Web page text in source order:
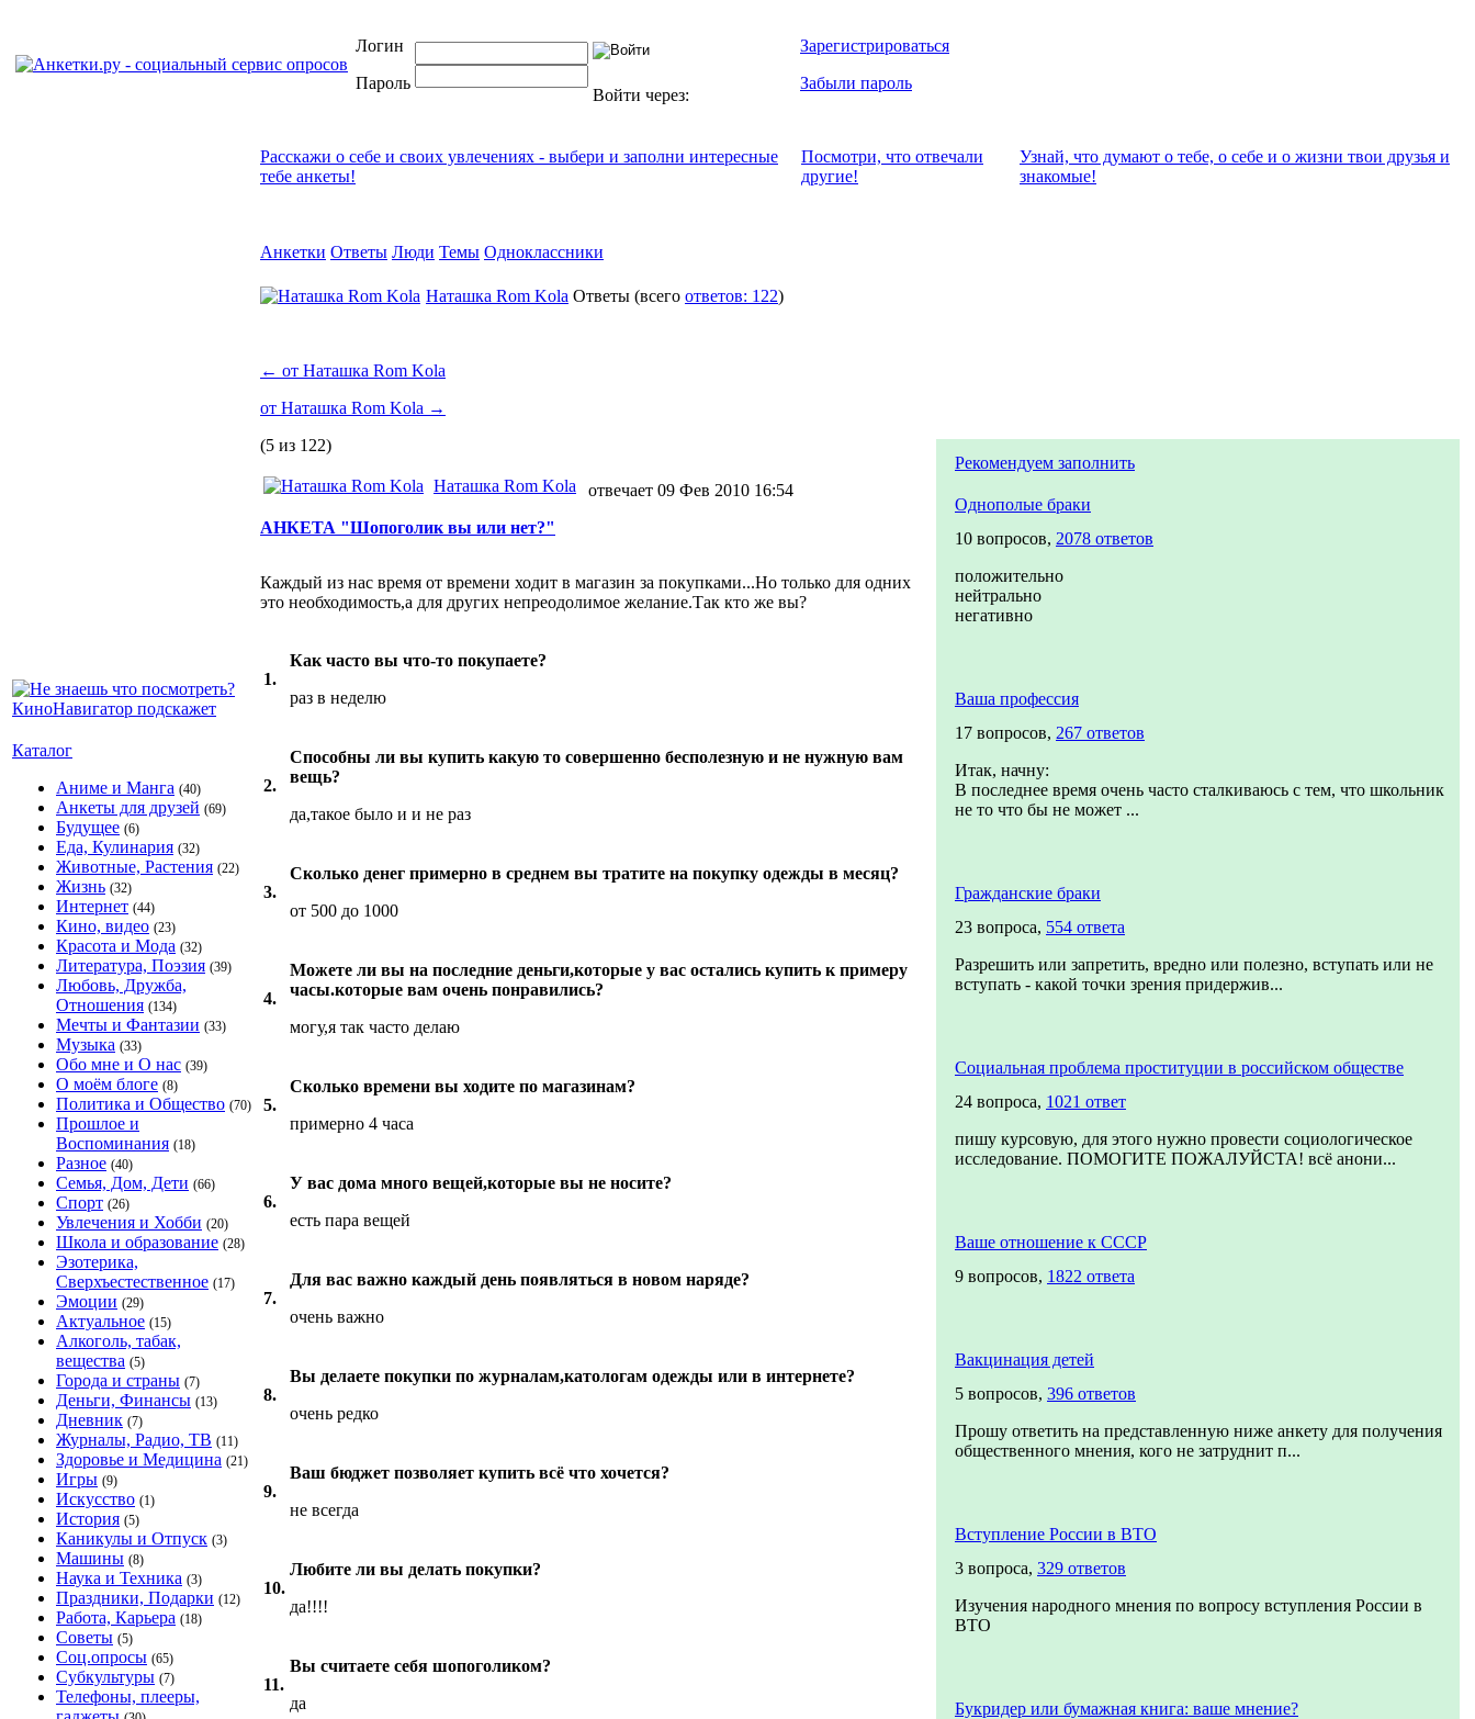
Логин
Пароль
Войти через:
Зарегистрироваться
Забыли пароль
Каталог
Аниме и Манга (40)
Анкеты для друзей (69)
Будущее (6)
Еда, Кулинария (32)
Животные, Растения (22)
Жизнь (32)
Интернет (44)
Кино, видео (23)
Красота и Мода (32)
Литература, Поэзия (39)
Любовь, Дружба,
Отношения (134)
Мечты и Фантазии (33)
Музыка (33)
Обо мне и О нас (39)
О моём блоге (8)
Политика и Общество (70)
Прошлое и
Воспоминания (18)
Разное (40)
Семья, Дом, Дети (66)
Спорт (26)
Увлечения и Хобби (20)
Школа и образование (28)
Эзотерика,
Сверхъестественное (17)
Эмоции (29)
Актуальное (15)
Алкоголь, табак,
вещества (5)
Города и страны (7)
Деньги, Финансы (13)
Дневник (7)
Журналы, Радио, ТВ (11)
Здоровье и Медицина (21)
Игры (9)
Искусство (1)
История (5)
Каникулы и Отпуск (3)
Машины (8)
Наука и Техника (3)
Праздники, Подарки (12)
Работа, Карьера (18)
Советы (5)
Соц.опросы (65)
Субкультуры (7)
Телефоны, плееры,
Расскажи о себе и своих увлечениях - выбери и заполни интересные
тебе анкеты!
Посмотри, что отвeчали
другие!
Узнай, что думают о тебе, о себе и о жизни твои друзья и
знакомые!
Анкетки Ответы Люди Темы Одноклассники
Наташка Rom Kola Ответы (всего ответов: 122)
← от Наташка Rom Kola
от Наташка Rom Kola →
(5 из 122)
Наташка Rom Kola
отвечает 09 Фев 2010 16:54
АНКЕТА "Шопоголик вы или нет?"
Каждый из нас время от времени ходит в магазин за покупками...Но только для одних
это необходимость,а для других непреодолимое желание.Так кто же вы?
1.
Как часто вы что-то покупаете?
раз в неделю
2.
Способны ли вы купить какую то совершенно бесполезную и не нужную вам
вещь?
да,такое было и и не раз
3.
Сколько денег примерно в среднем вы тратите на покупку одежды в месяц?
от 500 до 1000
4.
Можете ли вы на последние деньги,которые у вас остались купить к примеру
часы.которые вам очень понравились?
могу,я так часто делаю
5.
Сколько времени вы ходите по магазинам?
примерно 4 часа
6.
У вас дома много вещей,которые вы не носите?
есть пара вещей
7.
Для вас важно каждый день появляться в новом наряде?
очень важно
8.
Вы делаете покупки по журналам,катологам одежды или в интернете?
очень редко
9.
Ваш бюджет позволяет купить всё что хочется?
не всегда
10.
Любите ли вы делать покупки?
да!!!!
11.
Вы считаете себя шопоголиком?
да
Рекомендуем заполнить
Однополые браки
10 вопросов, 2078 ответов
положительно
нейтрально
негативно
Ваша профессия
17 вопросов, 267 ответов
Итак, начну:
В последнее время очень часто сталкиваюсь с тем, что школьник
не то что бы не может ...
Гражданские браки
23 вопроса, 554 ответа
Разрешить или запретить, вредно или полезно, вступать или не
вступать - какой точки зрения придержив...
Социальная проблема проституции в российском обществе
24 вопроса, 1021 ответ
пишу курсовую, для этого нужно провести социологическое
исследование. ПОМОГИТЕ ПОЖАЛУЙСТА! всё анони...
Ваше отношение к СССР
9 вопросов, 1822 ответа
Вакцинация детей
5 вопросов, 396 ответов
Прошу ответить на представленную ниже анкету для получения
общественного мнения, кого не затруднит п...
Вступление России в ВТО
3 вопроса, 329 ответов
Изучения народного мнения по вопросу вступления России в
ВТО
Букридер или бумажная книга: ваше мнение?